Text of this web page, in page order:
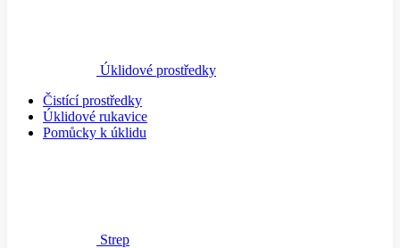
Úklidové prostředky
Čistící prostředky
Úklidové rukavice
Pomůcky k úklidu
Strep